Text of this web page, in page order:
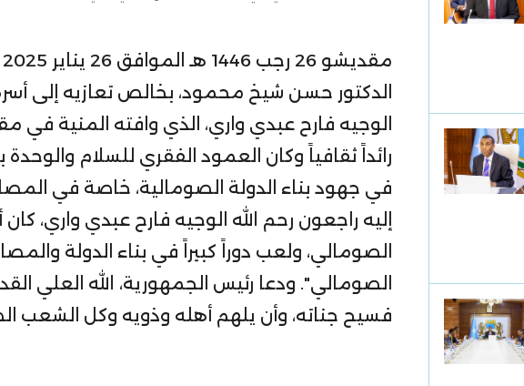
الدكتور حسن شيخ محمود، بخالص تعازيه إلى
الوجيه فارح عبدي واري، الذي وافته المنية في
رائداً ثقافياً وكان العمود الفقري للسلام والوحدة
في جهود بناء الدولة الصومالية، خاصة في
إليه راجعون رحم الله الوجيه فارح عبدي واري،
الصومالي، ولعب دوراً كبيراً في بناء الدولة
الصومالي". ودعا رئيس الجمهورية، الله العلي
فسيح جناته، وأن يلهم أهله وذويه وكل الشعب